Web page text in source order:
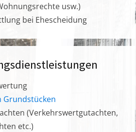
usw.)
bei Ehescheidung
Grundstücken
(Verkehrswertgutachten,
etc.)